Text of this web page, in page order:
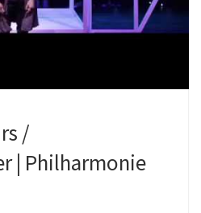
/
| Philharmonie